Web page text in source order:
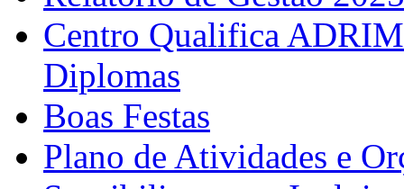
Centro Qualifica
Diplomas
Boas Festas
Plano de Atividades e